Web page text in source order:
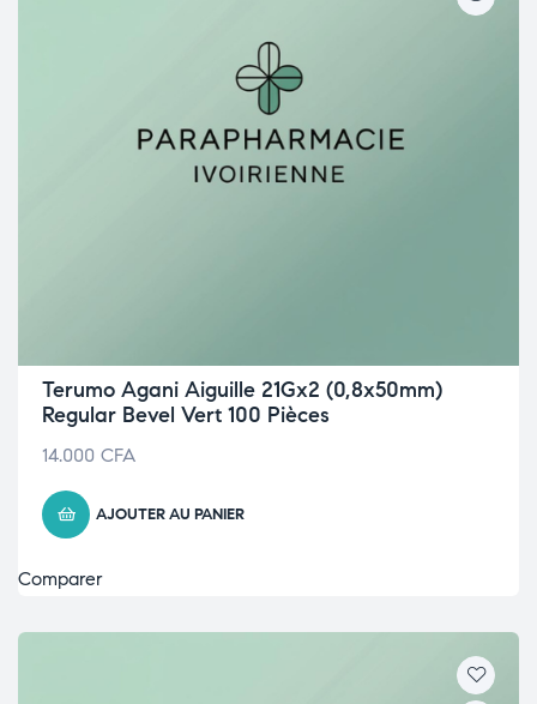
Terumo Agani Aiguille 21Gx2 (0,8x50mm)
Regular Bevel Vert 100 Pièces
14.000 CFA
AJOUTER AU PANIER
Comparer